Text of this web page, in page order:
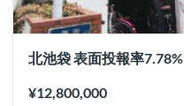
北池袋 表面投報率7.78%
¥12,800,000